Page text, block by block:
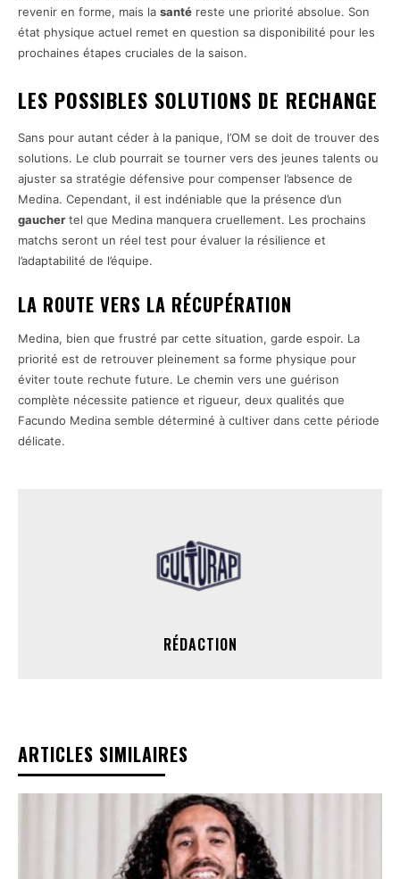
revenir en forme, mais la santé reste une priorité absolue. Son
état physique actuel remet en question sa disponibilité pour les
prochaines étapes cruciales de la saison.
LES POSSIBLES SOLUTIONS DE RECHANGE
Sans pour autant céder à la panique, l’OM se doit de trouver des
solutions. Le club pourrait se tourner vers des jeunes talents ou
ajuster sa stratégie défensive pour compenser l’absence de
Medina. Cependant, il est indéniable que la présence d’un
gaucher tel que Medina manquera cruellement. Les prochains
matchs seront un réel test pour évaluer la résilience et
l’adaptabilité de l’équipe.
LA ROUTE VERS LA RÉCUPÉRATION
Medina, bien que frustré par cette situation, garde espoir. La
priorité est de retrouver pleinement sa forme physique pour
éviter toute rechute future. Le chemin vers une guérison
complète nécessite patience et rigueur, deux qualités que
Facundo Medina semble déterminé à cultiver dans cette période
délicate.
RÉDACTION
ARTICLES SIMILAIRES